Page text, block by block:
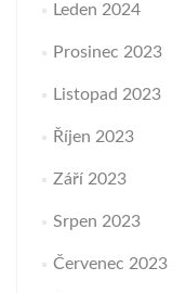
Leden 2024
Prosinec 2023
Listopad 2023
Říjen 2023
Září 2023
Srpen 2023
Červenec 2023